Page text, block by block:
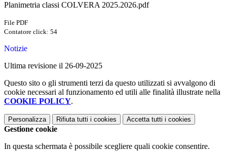
Planimetria classi COLVERA 2025.2026.pdf
File PDF
Contatore click: 54
Notizie
Ultima revisione il 26-09-2025
Questo sito o gli strumenti terzi da questo utilizzati si avvalgono di
cookie necessari al funzionamento ed utili alle finalità illustrate nella
COOKIE POLICY.
Personalizza Rifiuta tutti i cookies Accetta tutti i cookies
Gestione cookie
In questa schermata è possibile scegliere quali cookie consentire.